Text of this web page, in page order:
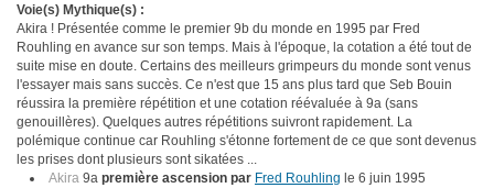
Voie(s) Mythique(s) :
Akira ! Présentée comme le premier 9b du monde en 1995 par Fred
Rouhling en avance sur son temps. Mais à l'époque, la cotation a été tout de
suite mise en doute. Certains des meilleurs grimpeurs du monde sont venus
l'essayer mais sans succès. Ce n'est que 15 ans plus tard que Seb Bouin
réussira la première répétition et une cotation réévaluée à 9a (sans
genouillères). Quelques autres répétitions suivront rapidement. La
polémique continue car Rouhling s'étonne fortement de ce que sont devenus
les prises dont plusieurs sont sikatées ...
Akira 9a première ascension par Fred Rouhling le 6 juin 1995